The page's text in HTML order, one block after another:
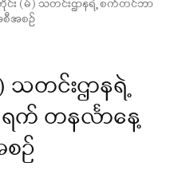
င်း (မ်) သတင်းဌာနရဲ့ စက်တင်ဘာ
စီအစဉ်
သတင်းဌာနရဲ့
တနင်္လာနေ့
ဉ်